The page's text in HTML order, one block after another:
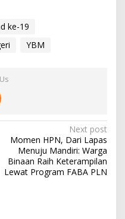
ke-19
YBM
Next post
Momen HPN, Dari Lapas
Menuju Mandiri: Warga
Binaan Raih Keterampilan
Lewat Program FABA PLN